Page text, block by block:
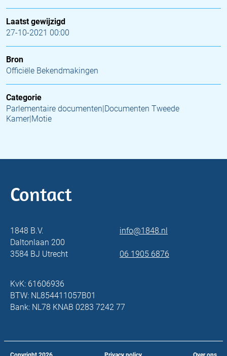
Laatst gewijzigd
27-10-2021 00:00
Bron
Officiële Bekendmakingen
Categorie
Parlementaire documenten|Documenten Tweede
Kamer|Motie
Contact
1848 B.V.
Daltonlaan 200
3584 BJ Utrecht
info@1848.nl
06 1905 6876
KvK: 61606936
BTW: NL854411057B01
Bank: NL78 KNAB 0283 7242 77